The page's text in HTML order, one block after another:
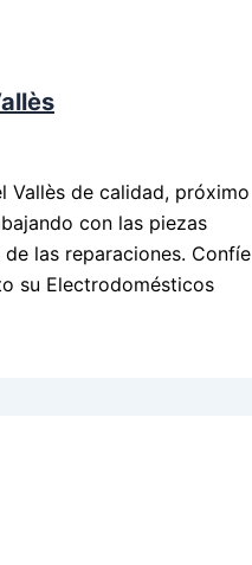
Vallès de calidad, próximo
con las piezas
las reparaciones. Confíe
su Electrodomésticos